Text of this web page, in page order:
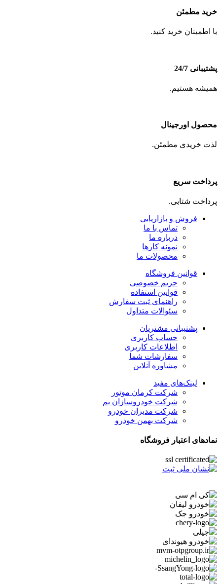
خرید مطمئن
با اطمینان خرید کنید.
پشتیبانی 24/7
همیشه هستیم.
محصول اورجینال
لذت خریدی مطمئن.
پرداخت سریع
پرداخت شتابی.
فروش و بازاریابی
تماس با ما
درباره ما
نمونه کارها
محصولات ما
قوانین فروشگاه
حریم خصوصی
قوانین استفاده
راهنمای ثبت سفارش
سئوالات متداول
پشتیبانی مشتریان
حساب کاربری
اطلاعات کاربری
سفارشات شما
مشاوره آنلاین
لینک‌های مفید
شرکت کرمان موتور
شرکت خودروسازان بم
شرکت مدیران خودرو
شرکت بهمن خودرو
نمادهای اعتبار فروشگاه